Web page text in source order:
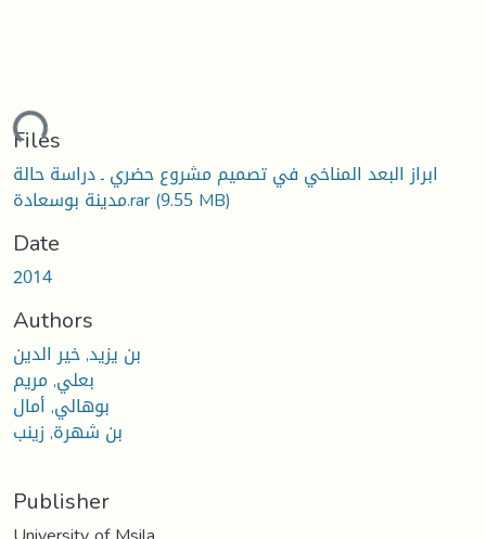
Files
ابراز البعد المناخي في تصميم مشروع حضري ـ دراسة حالة
مدينة بوسعادة.rar(9.55 MB)
Date
2014
Authors
بن يزيد, خير الدين
بعلي, مريم
بوهالي, أمال
بن شهرة, زينب
Publisher